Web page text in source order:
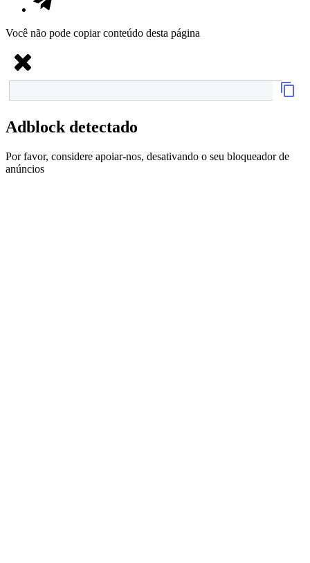
Você não pode copiar conteúdo desta página
Adblock detectado
Por favor, considere apoiar-nos, desativando o seu bloqueador de
anúncios